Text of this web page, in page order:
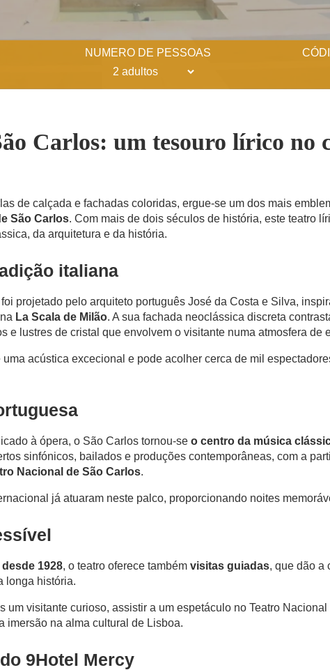
NUMERO DE PESSOAS
Carlos: um tesouro lírico no
de calçada e fachadas coloridas, ergue-se um dos mais
São Carlos. Com mais de dois séculos de história, este teatro
da arquitetura e da história.
italiana
projetado pelo arquiteto português José da Costa e Silva,
La Scala de Milão. A sua fachada neoclássica discreta
e lustres de cristal que envolvem o visitante numa atmosfera de
acústica excecional e pode acolher cerca de mil
à ópera, o São Carlos tornou-se o centro da música
sinfónicos, bailados e produções contemporâneas, com a
Nacional de São Carlos.
já atuaram neste palco, proporcionando noites
1928, o teatro oferece também visitas guiadas, que dão a
longa história.
um visitante curioso, assistir a um espetáculo no Teatro
imersão na alma cultural de Lisboa.
9Hotel Mercy